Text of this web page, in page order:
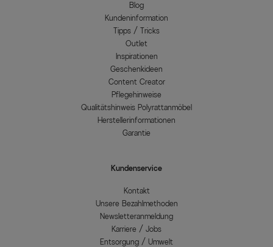
Blog
Kundeninformation
Tipps / Tricks
Outlet
Inspirationen
Geschenkideen
Content Creator
Pflegehinweise
Qualitätshinweis Polyrattanmöbel
Herstellerinformationen
Garantie
Kundenservice
Kontakt
Unsere Bezahlmethoden
Newsletteranmeldung
Karriere / Jobs
Entsorgung / Umwelt